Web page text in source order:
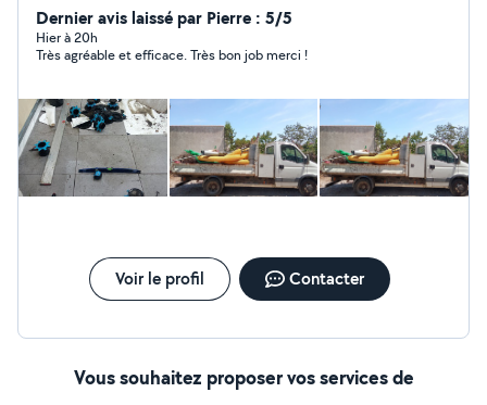
Dernier avis laissé par Pierre : 5/5
Hier à 20h
Très agréable et efficace. Très bon job merci !
Voir le profil Contacter
Vous souhaitez proposer vos services de